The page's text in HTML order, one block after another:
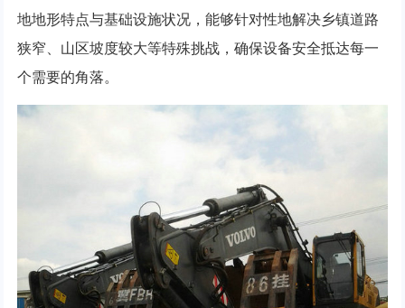
地地形特点与基础设施状况，能够针对性地解决乡镇道路
狭窄、山区坡度较大等特殊挑战，确保设备安全抵达每一
个需要的角落。